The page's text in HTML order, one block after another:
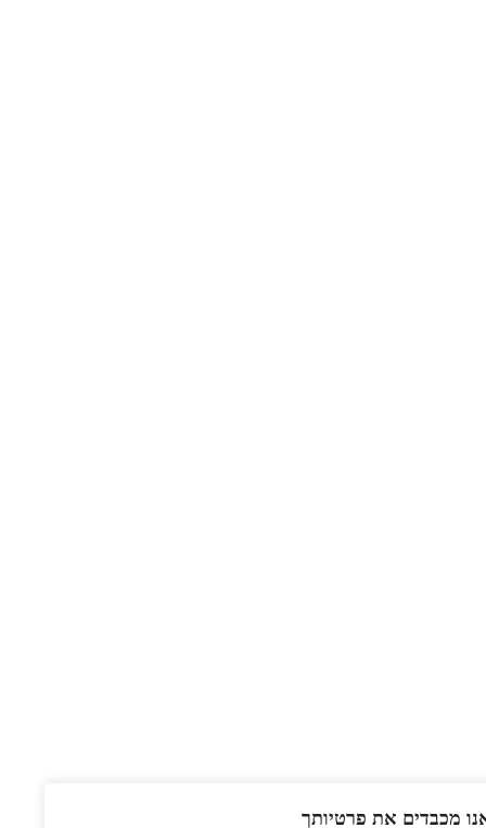
מכבדים את פרטיותך